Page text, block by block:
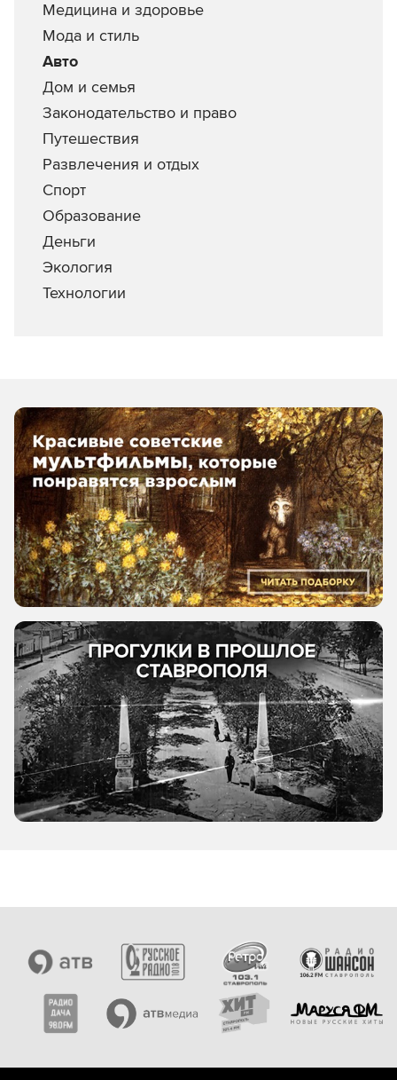
Медицина и здоровье
Мода и стиль
Авто
Дом и семья
Законодательство и право
Путешествия
Развлечения и отдых
Спорт
Образование
Деньги
Экология
Технологии